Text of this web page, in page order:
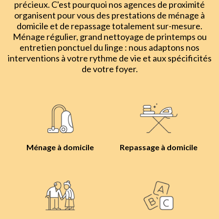
précieux. C'est pourquoi nos agences de proximité
organisent pour vous des prestations de ménage à
domicile et de repassage totalement sur-mesure.
Ménage régulier, grand nettoyage de printemps ou
entretien ponctuel du linge : nous adaptons nos
interventions à votre rythme de vie et aux spécificités
de votre foyer.
Ménage à domicile Repassage à domicile